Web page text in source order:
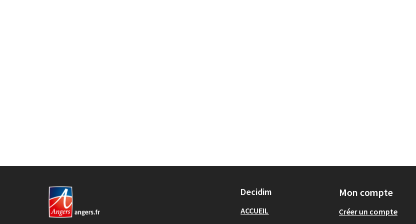
Decidim
ACCUEIL
Mon compte
Créer un compte